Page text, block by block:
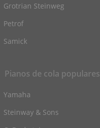
Grotrian Steinweg
Petrof
Samick
Pianos de cola populares
Yamaha
Steinway & Sons